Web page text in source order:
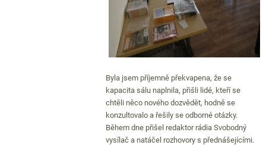
Byla jsem příjemně překvapena, že se
kapacita sálu naplnila, přišli lidé, kteří se
chtěli něco nového dozvědět, hodně se
konzultovalo a řešily se odborné otázky.
Během dne přišel redaktor rádia Svobodný
vysílač a natáčel rozhovory s přednášejícími.